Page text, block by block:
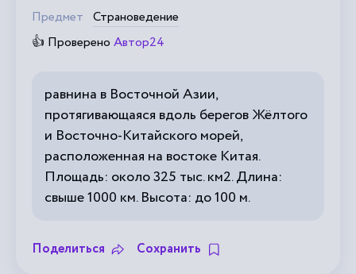
Предмет Страноведение
👍 Проверено Автор24
равнина в Восточной Азии,
протягивающаяся вдоль берегов Жёлтого
и Восточно-Китайского морей,
расположенная на востоке Китая.
Площадь: около 325 тыс. км2. Длина:
свыше 1000 км. Высота: до 100 м.
Поделиться Сохранить